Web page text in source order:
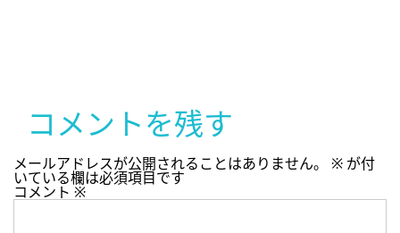
コメントを残す
メールアドレスが公開されることはありません。 ※ が付
いている欄は必須項目です
コメント ※